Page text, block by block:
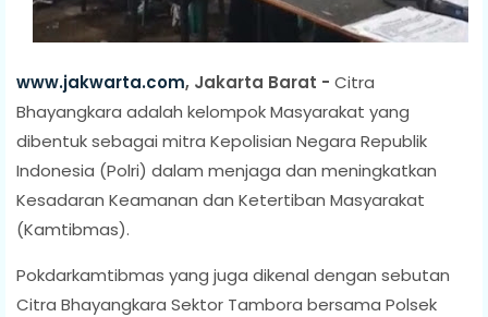
www.jakwarta.com, Jakarta Barat - Citra
Bhayangkara adalah kelompok Masyarakat yang
dibentuk sebagai mitra Kepolisian Negara Republik
Indonesia (Polri) dalam menjaga dan meningkatkan
Kesadaran Keamanan dan Ketertiban Masyarakat
(Kamtibmas).
Pokdarkamtibmas yang juga dikenal dengan sebutan
Citra Bhayangkara Sektor Tambora bersama Polsek